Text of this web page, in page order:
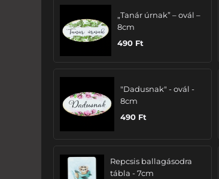
„Tanár úrnak” – ovál –
8cm
490 Ft
"Dadusnak" - ovál -
8cm
490 Ft
Repcsis ballagásodra
tábla - 7cm